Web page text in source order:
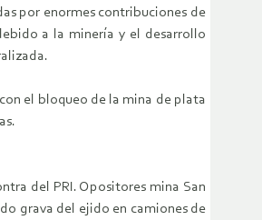
por enormes contribuciones de
a la minería y el desarrollo
el bloqueo de la mina de plata
del PRI. Opositores mina San
grava del ejido en camiones de